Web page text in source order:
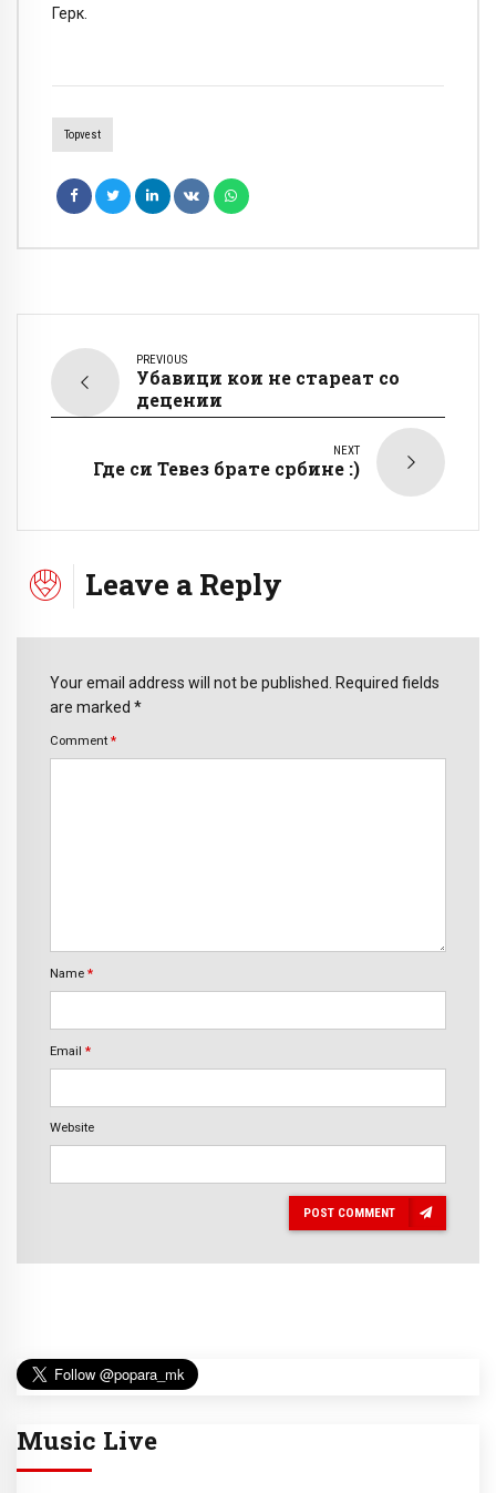
Герк.
Topvest
PREVIOUS
Убавици кои не стареат со
децении
NEXT
Где си Тевез брате србине :)
Leave a Reply
Your email address will not be published. Required fields
are marked *
Comment *
Name *
Email *
Website
POST COMMENT
Music Live